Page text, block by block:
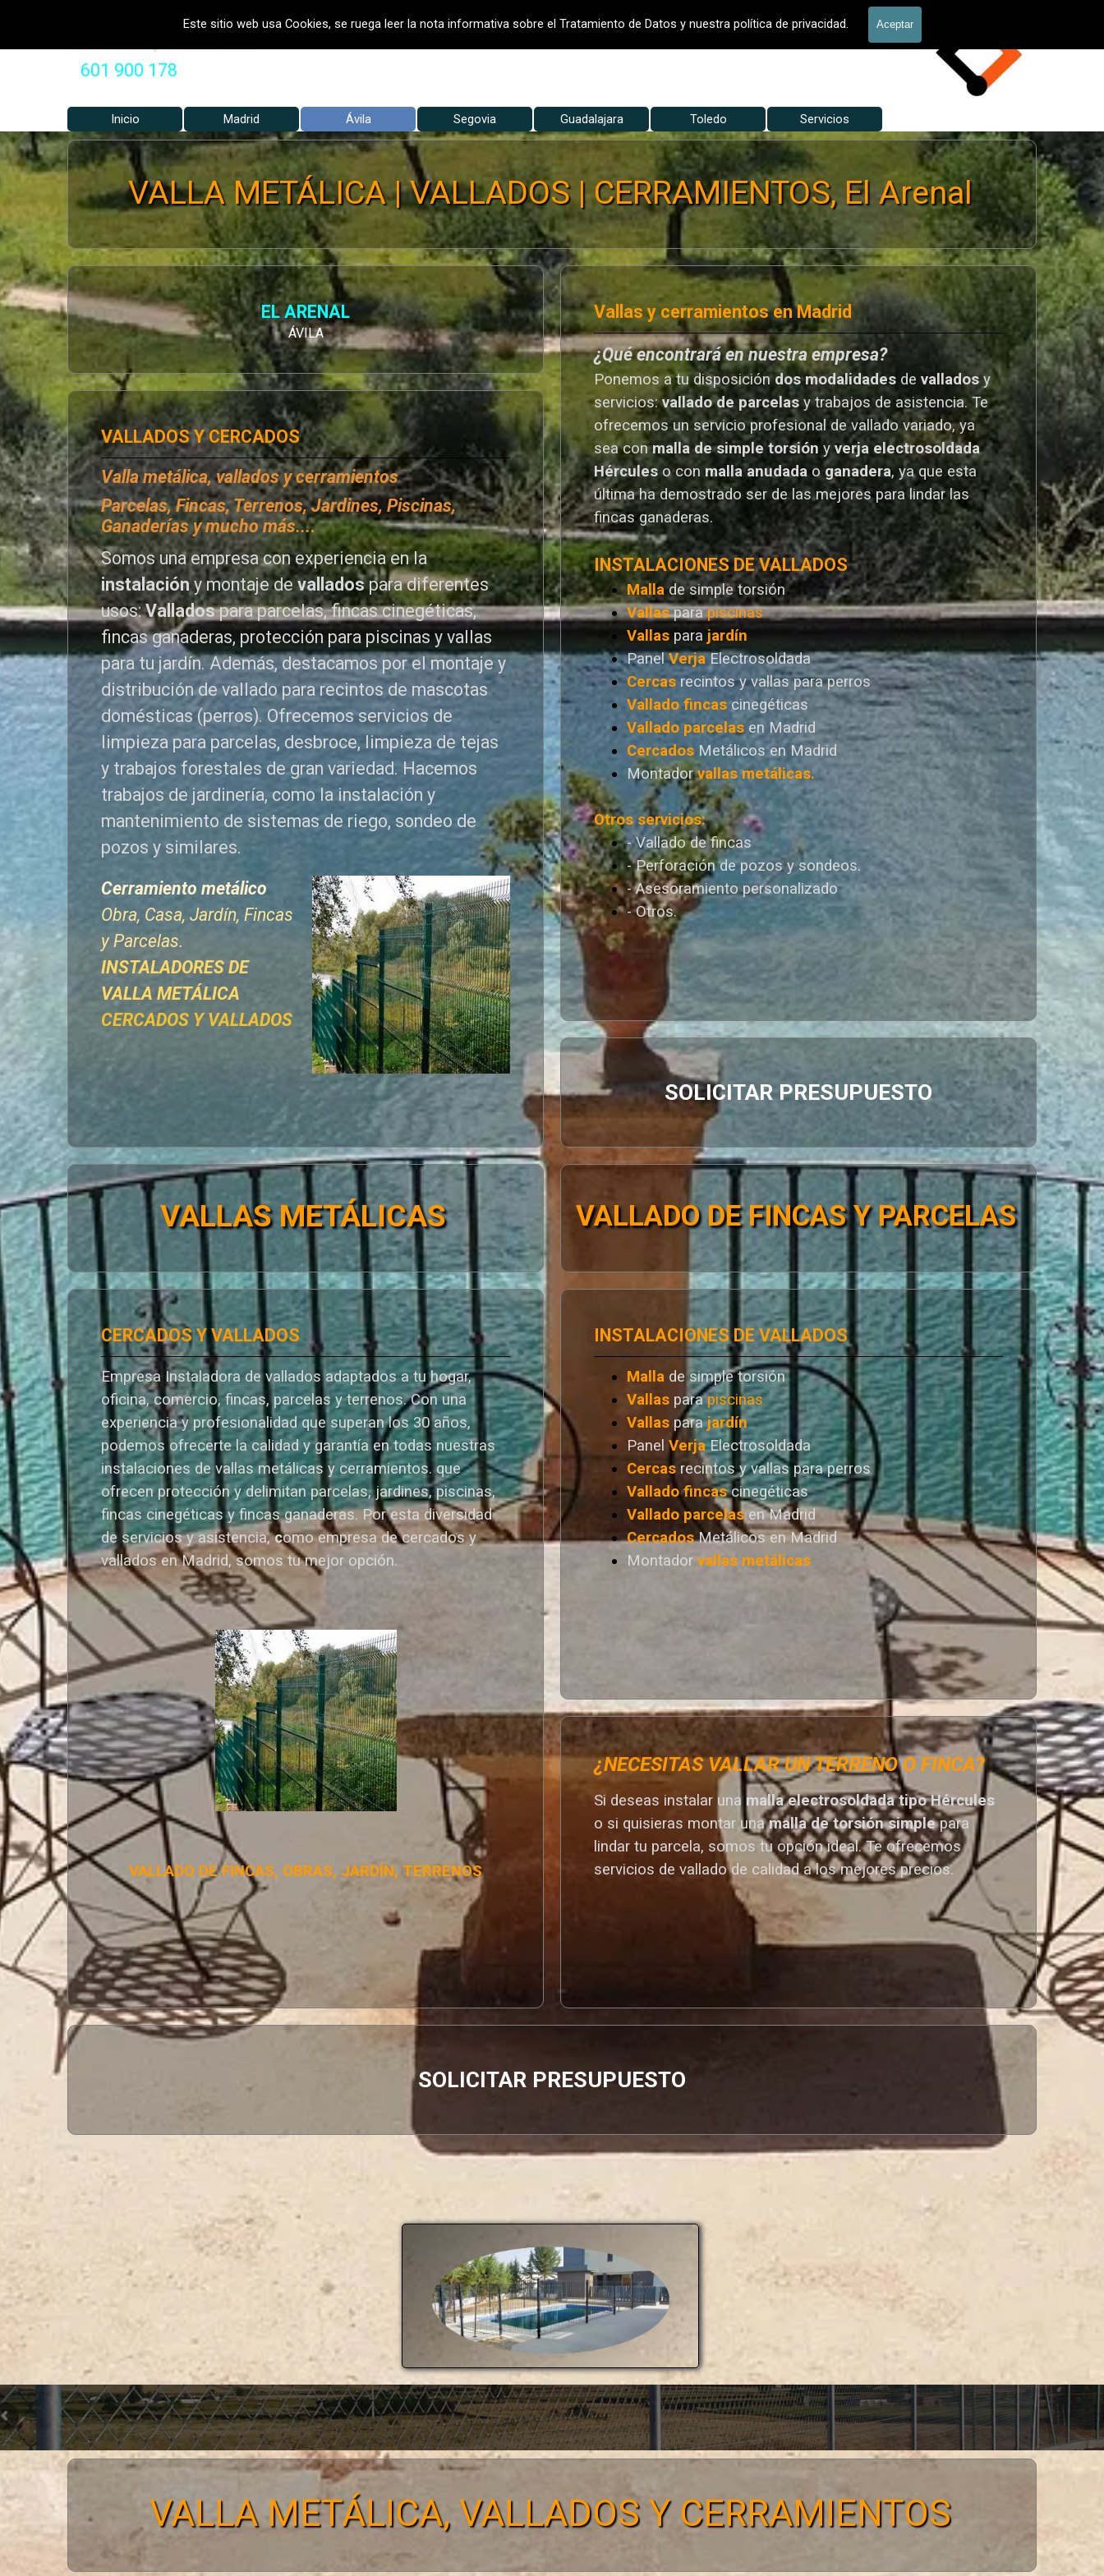
Este sitio web usa Cookies, se ruega leer la nota informativa sobre el Tratamiento de Datos y nuestra política de privacidad. Aceptar
VALLADOS METALICOS MADRID - VALLADO DE FINCAS
601 900 178
Saltar menú
Inicio Madrid ▼
Ávila ▼
Segovia ▼
Guadalajara ▼
Toledo ▼
Servicios
VALLA METÁLICA | VALLADOS | CERRAMIENTOS, El Arenal
EL ARENAL
ÁVILA
VALLADOS Y CERCADOS
Valla metálica, vallados y cerramientos
Parcelas, Fincas, Terrenos, Jardines, Piscinas,
Ganaderías y mucho más....
Somos una empresa con experiencia en la
instalacióny montaje devallados para diferentes
usos: Vallados para parcelas, fincas cinegéticas,
fincas ganaderas, protección para piscinas y vallas
para tu jardín. Además, destacamos por el montaje y
distribución de vallado para recintos de mascotas
domésticas (perros). Ofrecemos servicios de
limpieza para parcelas, desbroce, limpieza de tejas
y trabajos forestales degran variedad. Hacemos
trabajos de jardinería, como la instalación y
mantenimiento de sistemas de riego, sondeo de
pozos y similares.
Cerramiento metálico
Obra, Casa, Jardín, Fincas
y Parcelas.
INSTALADORES DE
VALLA METÁLICA
CERCADOS Y VALLADOS
Vallas y cerramientos en Madrid
¿Qué encontrará en nuestra empresa?
Ponemos a tu disposicióndos modalidades de valladosy
servicios: vallado de parcelas y trabajos de asistencia. Te
ofrecemos un servicio profesional de vallado variado, ya
sea con malla de simple torsión y verja electrosoldada
Hércules o con malla anudada o ganadera, ya que esta
última ha demostrado ser de las mejores para lindar las
fincas ganaderas.
INSTALACIONES DE VALLADOS
Mallade simple torsión
Vallasparapiscinas
Vallas para jardín
PanelVerjaElectrosoldada
Cercas recintos y vallas para perros
Vallado fincascinegéticas
Vallado parcelas en Madrid
Cercados Metálicos en Madrid
Montadorvallas metálicas.
Otros servicios:
- Vallado de fincas
- Perforación de pozos y sondeos.
- Asesoramiento personalizado
- Otros.
SOLICITAR PRESUPUESTO
VALLADO DE FINCAS Y PARCELAS
INSTALACIONES DE VALLADOS
Malla de simple torsión
Vallas parapiscinas
Vallas parajardín
Panel VerjaElectrosoldada
Cercas recintos y vallas para perros
Valladofincascinegéticas
Vallado parcelasen Madrid
CercadosMetálicos en Madrid
Montador vallas metálicas
¿NECESITAS VALLAR UN TERRENO O FINCA?
Si deseas instalar una malla electrosoldada tipo Hércules
o si quisieras montar unamalla de torsión simplepara
lindar tu parcela, somos tu opción ideal. Te ofrecemos
servicios de vallado de calidad a los mejores precios.
VALLAS METÁLICAS
CERCADOS Y VALLADOS
Empresa Instaladora de vallados adaptados a tu hogar,
oficina, comercio, fincas, parcelas y terrenos. Con una
experiencia y profesionalidad que superan los 30 años,
podemos ofrecerte la calidad y garantía en todas nuestras
instalaciones de vallas metálicas y cerramientos. que
ofrecen protección y delimitan parcelas, jardines, piscinas,
fincas cinegéticas y fincas ganaderas.Por esta diversidad
de servicios y asistencia,como empresa de cercados y
vallados en Madrid, somos tu mejor opción.
VALLADO DE FINCAS, OBRAS, JARDÍN, TERRENOS
SOLICITAR PRESUPUESTO
VALLA METÁLICA, VALLADOS Y CERRAMIENTOS